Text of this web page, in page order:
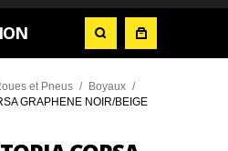
et Pneus / Boyaux /
GRAPHENE NOIR/BEIGE